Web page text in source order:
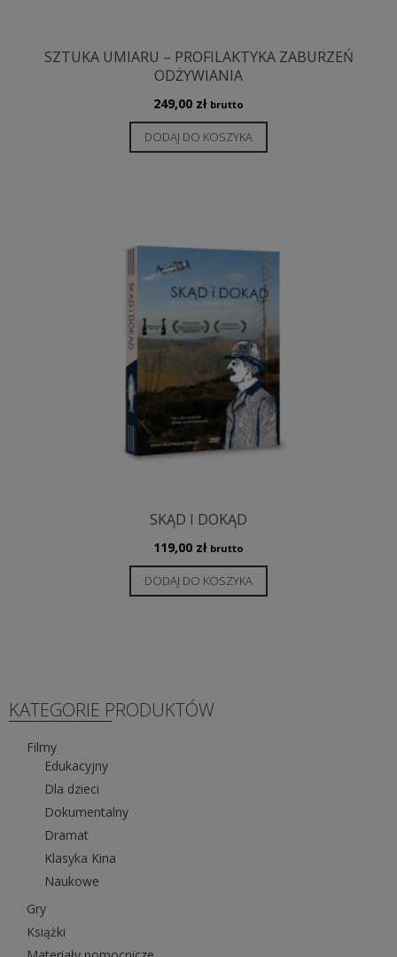
SZTUKA UMIARU – PROFILAKTYKA ZABURZEŃ
ODŻYWIANIA
249,00 zł brutto
DODAJ DO KOSZYKA
SKĄD I DOKĄD
119,00 zł brutto
DODAJ DO KOSZYKA
KATEGORIE PRODUKTÓW
Filmy
Edukacyjny
Dla dzieci
Dokumentalny
Dramat
Klasyka Kina
Naukowe
Gry
Książki